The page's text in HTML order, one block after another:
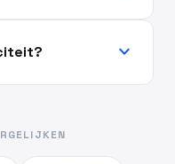
expand_more